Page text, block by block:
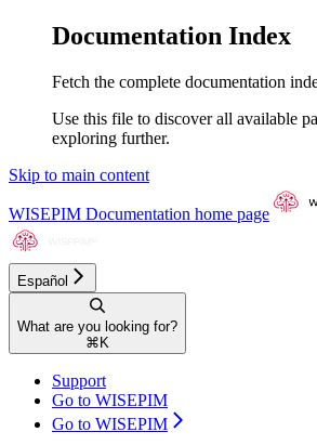
Documentation Index
Fetch the complete documentation
Use this file to discover all available
exploring further.
Skip to main content
WISEPIM Documentation home page
Español
What are you looking for?
⌘ K
Support
Go to WISEPIM
Go to WISEPIM